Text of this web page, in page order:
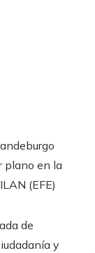
plano en la
(EFE)
de
y